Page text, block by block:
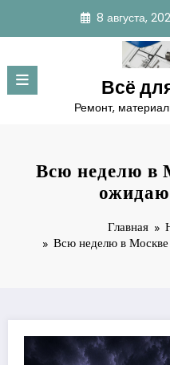
содержимому
8 августа,
Всё
Ремонт,
Всю неделю в
Главная
Всю неделю в